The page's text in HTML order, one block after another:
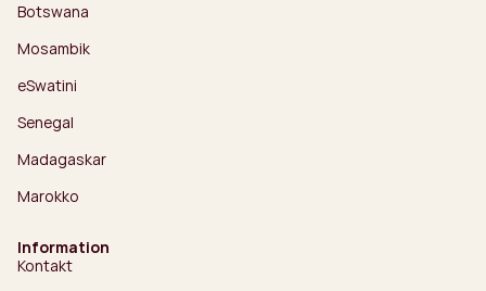
Botswana
Mosambik
eSwatini
Senegal
Madagaskar
Marokko
Information
Kontakt